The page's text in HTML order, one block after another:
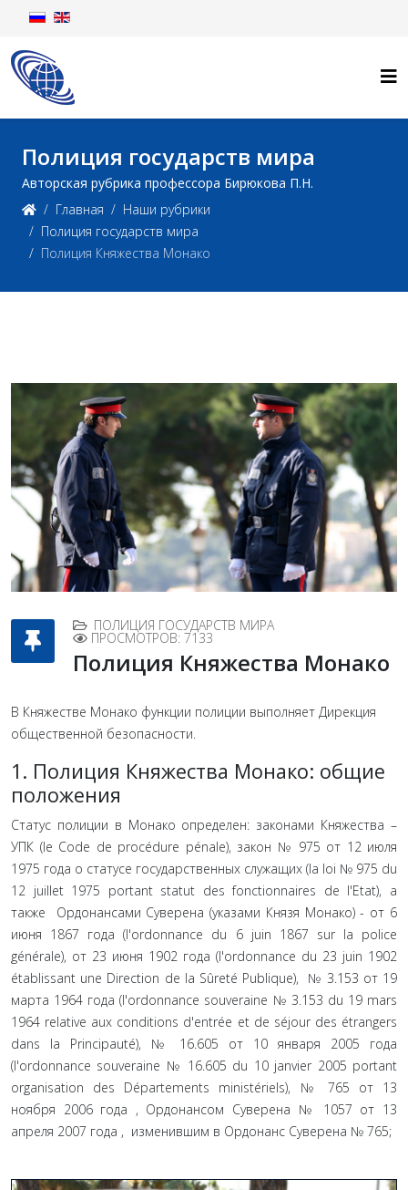
Полиция государств мира
Авторская рубрика профессора Бирюкова П.Н.
Главная
Наши рубрики
Полиция государств мира
Полиция Княжества Монако
ПОЛИЦИЯ ГОСУДАРСТВ МИРА
ПРОСМОТРОВ: 7133
Полиция Княжества Монако
В Княжестве Монако функции полиции выполняет Дирекция
общественной безопасности.
1. Полиция Княжества Монако: общие
положения
Статус полиции в Монако определен: законами Княжества –
УПК (le Code de procédure pénale), закон № 975 от 12 июля
1975 года о статусе государственных служащих (la loi № 975 du
12 juillet 1975 portant statut des fonctionnaires de l'Etat), а
также Ордонансами Суверена (указами Князя Монако) - от 6
июня 1867 года (l'ordonnance du 6 juin 1867 sur la police
générale), от 23 июня 1902 года (l'ordonnance du 23 juin 1902
établissant une Direction de la Sûreté Publique), № 3.153 от 19
марта 1964 года (l'ordonnance souveraine № 3.153 du 19 mars
1964 relative aux conditions d'entrée et de séjour des étrangers
dans la Principauté), № 16.605 от 10 января 2005 года
(l'ordonnance souveraine № 16.605 du 10 janvier 2005 portant
organisation des Départements ministériels), № 765 от 13
ноября 2006 года , Ордонансом Суверена № 1057 от 13
апреля 2007 года , изменившим в Ордонанс Суверена № 765;